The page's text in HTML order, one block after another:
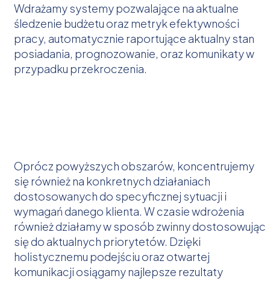
Wdrażamy systemy pozwalające na aktualne
śledzenie budżetu oraz metryk efektywności
pracy, automatycznie raportujące aktualny stan
posiadania, prognozowanie, oraz komunikaty w
przypadku przekroczenia.
Oprócz powyższych obszarów, koncentrujemy
się również na konkretnych działaniach
dostosowanych do specyficznej sytuacji i
wymagań danego klienta. W czasie wdrożenia
również działamy w sposób zwinny dostosowując
się do aktualnych priorytetów. Dzięki
holistycznemu podejściu oraz otwartej
komunikacji osiągamy najlepsze rezultaty